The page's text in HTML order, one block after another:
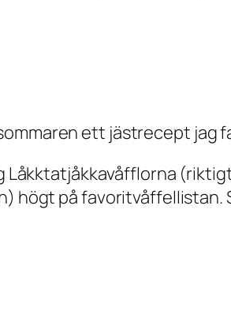
ett jästrecept jag
Låkktatjåkkavåfflorna
högt på favoritvåffellistan.